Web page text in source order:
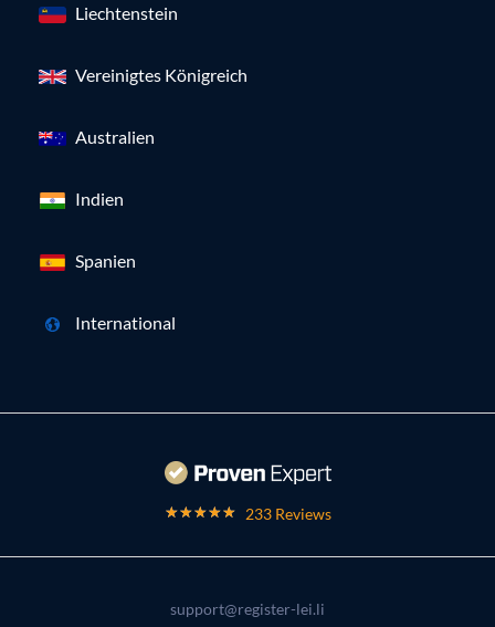
Liechtenstein
Vereinigtes Königreich
Australien
Indien
Spanien
International
233 Reviews
support@register-lei.li